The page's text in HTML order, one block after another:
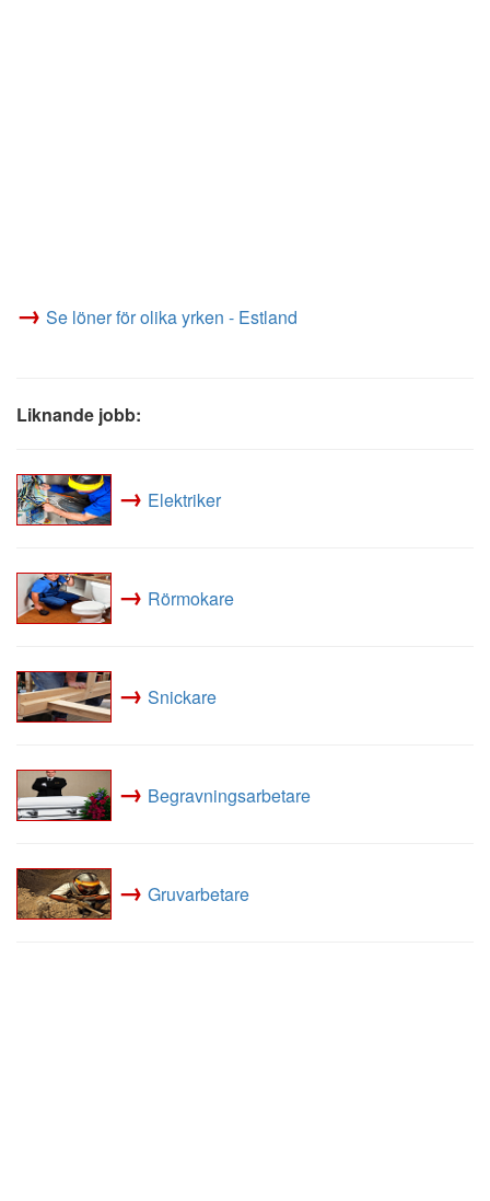
→ Se löner för olika yrken - Estland
Liknande jobb:
→ Elektriker
→ Rörmokare
→ Snickare
→ Begravningsarbetare
→ Gruvarbetare